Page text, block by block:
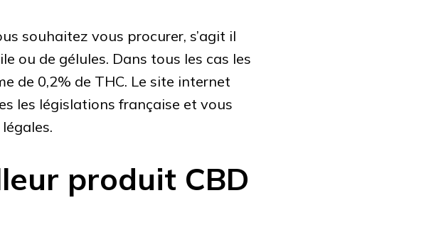
souhaitez vous procurer, s’agit il
ou de gélules. Dans tous les cas les
de 0,2% de THC. Le site internet
les législations française et vous
produit CBD